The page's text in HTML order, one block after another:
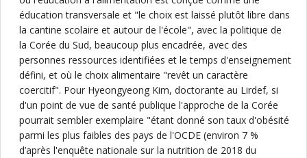
éducation transversale et "le choix est laissé plutôt libre dans
la cantine scolaire et autour de l'école", avec la politique de
la Corée du Sud, beaucoup plus encadrée, avec des
personnes ressources identifiées et le temps d'enseignement
défini, et où le choix alimentaire "revêt un caractère
coercitif". Pour Hyeongyeong Kim, doctorante au Lirdef, si
d'un point de vue de santé publique l'approche de la Corée
pourrait sembler exemplaire "étant donné son taux d'obésité
parmi les plus faibles des pays de l'OCDE (environ 7 %
d’après l'enquête nationale sur la nutrition de 2018 du